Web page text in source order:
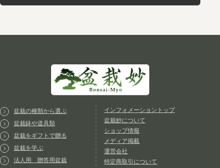
盆栽の種類から選ぶ
盆栽鉢や道具類
盆栽をギフトで贈る
盆栽を学ぶ
法人用 贈答用盆栽
インフォメーショントップ
盆栽妙について
ショップ情報
メディア掲載
運営会社
特定商取引について